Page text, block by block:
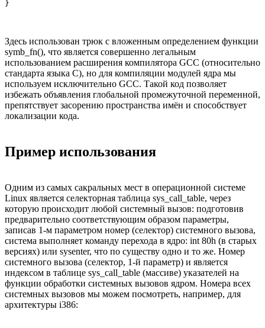
Здесь использован трюк с вложенным определением функции
symb_fn(), что является совершенно легальным
использованием расширения компилятора GCC (относительно
стандарта языка C), но для компиляции модулей ядра мы
используем исключительно GCC. Такой код позволяет
избежать объявления глобальной промежуточной переменной,
препятствует засорению пространства имён и способствует
локализации кода.
Пример использования
Одним из самых сакральных мест в операционной системе
Linux является селекторная таблица sys_call_table, через
которую происходит любой системный вызов: подготовив
предварительно соответствующим образом параметры,
записав 1-м параметром номер (селектор) системного вызова,
система выполняет команду перехода в ядро: int 80h (в старых
версиях) или sysenter, что по существу одно и то же. Номер
системного вызова (селектор, 1-й параметр) и является
индексом в таблице sys_call_table (массиве) указателей на
функции обработки системных вызовов ядром. Номера всех
системных вызовов мы можем посмотреть, например, для
архитектуры i386: